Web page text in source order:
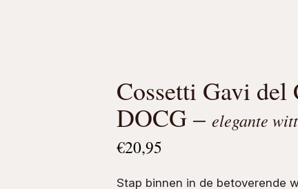
Cossetti Gavi
DOCG – elegante
€20,95
Stap binnen in de betoverende